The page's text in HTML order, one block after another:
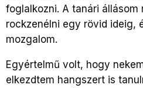
foglalkozni. A tanári állásom
rockzenélni egy rövid ideig,
mozgalom.
Egyértelmű volt, hogy
elkezdtem hangszert is